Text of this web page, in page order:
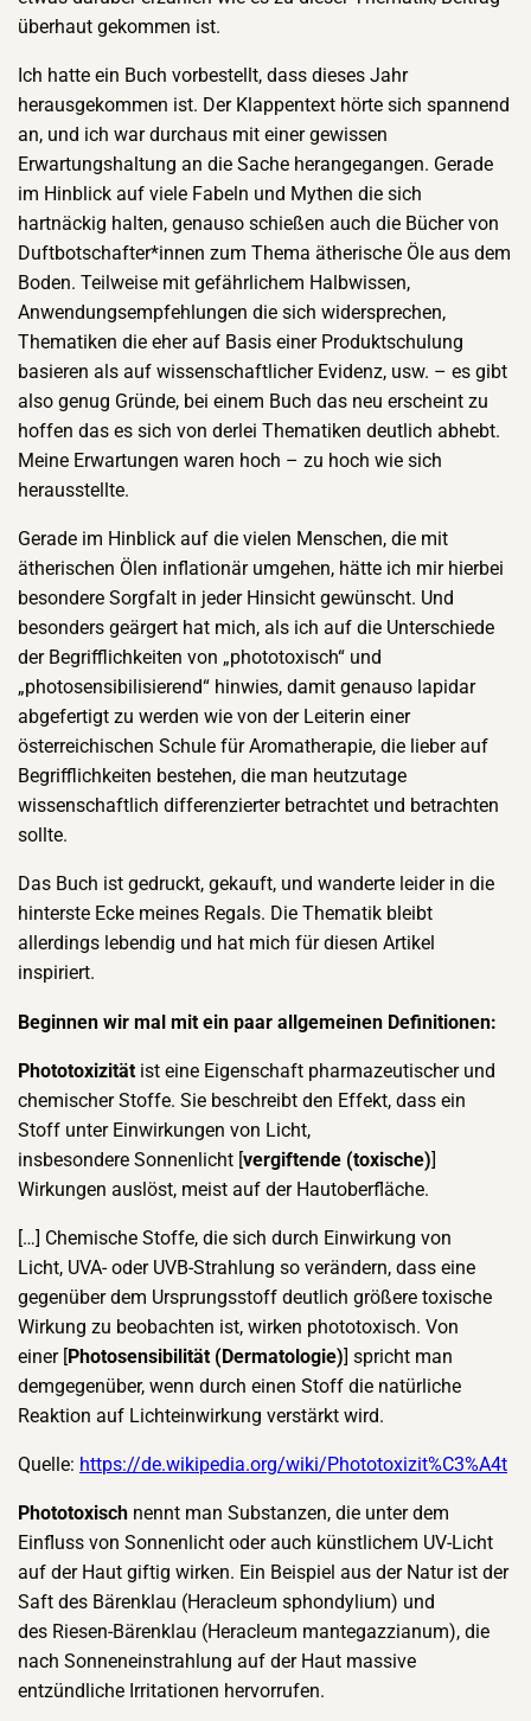
überhaut gekommen ist.
Ich hatte ein Buch vorbestellt, dass dieses Jahr
herausgekommen ist. Der Klappentext hörte sich spannend
an, und ich war durchaus mit einer gewissen
Erwartungshaltung an die Sache herangegangen. Gerade
im Hinblick auf viele Fabeln und Mythen die sich
hartnäckig halten, genauso schießen auch die Bücher von
Duftbotschafter*innen zum Thema ätherische Öle aus dem
Boden. Teilweise mit gefährlichem Halbwissen,
Anwendungsempfehlungen die sich widersprechen,
Thematiken die eher auf Basis einer Produktschulung
basieren als auf wissenschaftlicher Evidenz, usw. – es gibt
also genug Gründe, bei einem Buch das neu erscheint zu
hoffen das es sich von derlei Thematiken deutlich abhebt.
Meine Erwartungen waren hoch – zu hoch wie sich
herausstellte.
Gerade im Hinblick auf die vielen Menschen, die mit
ätherischen Ölen inflationär umgehen, hätte ich mir hierbei
besondere Sorgfalt in jeder Hinsicht gewünscht. Und
besonders geärgert hat mich, als ich auf die Unterschiede
der Begrifflichkeiten von „phototoxisch“ und
„photosensibilisierend“ hinwies, damit genauso lapidar
abgefertigt zu werden wie von der Leiterin einer
österreichischen Schule für Aromatherapie, die lieber auf
Begrifflichkeiten bestehen, die man heutzutage
wissenschaftlich differenzierter betrachtet und betrachten
sollte.
Das Buch ist gedruckt, gekauft, und wanderte leider in die
hinterste Ecke meines Regals. Die Thematik bleibt
allerdings lebendig und hat mich für diesen Artikel
inspiriert.
Beginnen wir mal mit ein paar allgemeinen Definitionen:
Phototoxizität ist eine Eigenschaft pharmazeutischer und
chemischer Stoffe. Sie beschreibt den Effekt, dass ein
Stoff unter Einwirkungen von Licht,
insbesondere Sonnenlicht [vergiftende (toxische)]
Wirkungen auslöst, meist auf der Hautoberfläche.
[…] Chemische Stoffe, die sich durch Einwirkung von
Licht, UVA- oder UVB-Strahlung so verändern, dass eine
gegenüber dem Ursprungsstoff deutlich größere toxische
Wirkung zu beobachten ist, wirken phototoxisch. Von
einer [Photosensibilität (Dermatologie)] spricht man
demgegenüber, wenn durch einen Stoff die natürliche
Reaktion auf Lichteinwirkung verstärkt wird.
Quelle: https://de.wikipedia.org/wiki/Phototoxizit%C3%A4t
Phototoxisch nennt man Substanzen, die unter dem
Einfluss von Sonnenlicht oder auch künstlichem UV-Licht
auf der Haut giftig wirken. Ein Beispiel aus der Natur ist der
Saft des Bärenklau (Heracleum sphondylium) und
des Riesen-Bärenklau (Heracleum mantegazzianum), die
nach Sonneneinstrahlung auf der Haut massive
entzündliche Irritationen hervorrufen.